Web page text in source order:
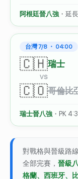
阿根廷晉八強 ・延
台灣 7/8 ・ 04:00
🇨🇭瑞士
VS
🇨🇴哥倫比
瑞士晉八強 ・PK
對戰格與晉級路
全部完賽， 晉級
格蘭、西班牙、